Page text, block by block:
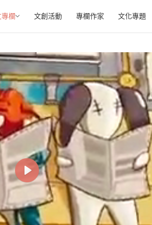
欄 文創活動 專欄作家 文化專題
P
a
y